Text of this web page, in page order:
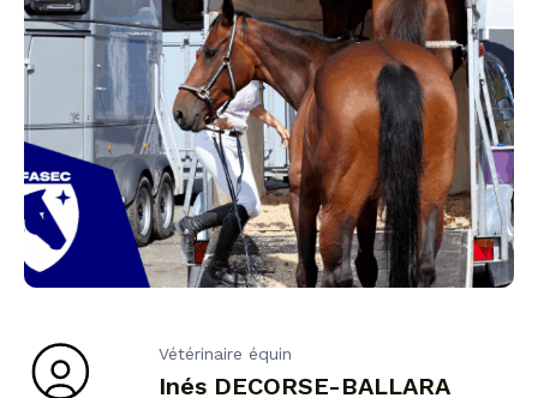
Vétérinaire équin
Inés DECORSE-BALLARA